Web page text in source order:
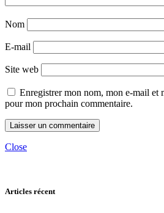
Nom
E-mail
Site web
Enregistrer mon nom, mon e-mail et
pour mon prochain commentaire.
Close
Articles récent